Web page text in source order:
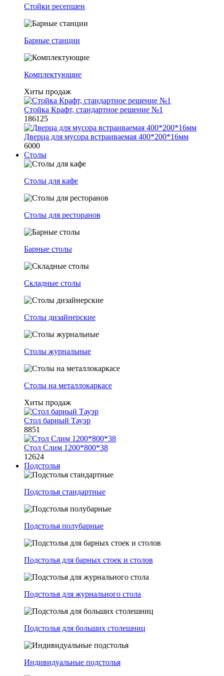
Стойки ресепшен
Барные станции
Комплектующие
Хиты продаж
Стойка Крафт, стандартное решение №1
186125
Дверца для мусора встраиваемая 400*200*16мм
6000
Столы
Столы для кафе
Столы для ресторанов
Барные столы
Складные столы
Столы дизайнерские
Столы журнальные
Столы на металлокаркасе
Хиты продаж
Стол барный Тауэр
8851
Стол Слим 1200*800*38
12624
Подстолья
Подстолья стандартные
Подстолья полубарные
Подстолья для барных стоек и столов
Подстолья для журнального стола
Подстолья для больших столешниц
Индивидуальные подстолья